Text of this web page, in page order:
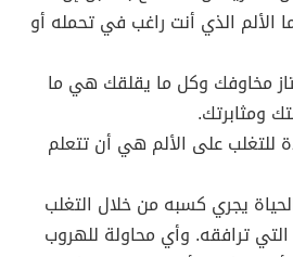
الألم الذي أنت راغب في تحمله أو
مخاوفك وكل ما يقلقك هي ما
ومثابرتك.
للتغلب على الألم هي أن تتعلم
يجري كسبه من خلال التغلب
التي ترافقه. وأي محاولة للهروب